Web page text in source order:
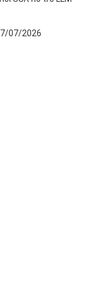
07/2026